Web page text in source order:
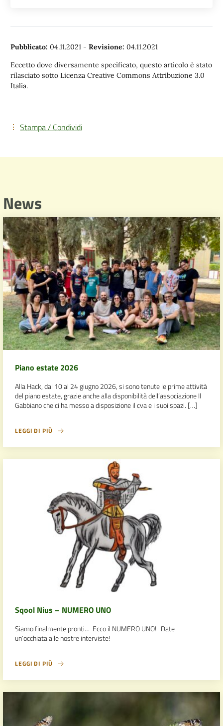
Pubblicato: 04.11.2021 - Revisione: 04.11.2021
Eccetto dove diversamente specificato, questo articolo è stato
rilasciato sotto Licenza Creative Commons Attribuzione 3.0
Italia.
Stampa / Condividi
News
Piano estate 2026
Alla Hack, dal 10 al 24 giugno 2026, si sono tenute le prime attività
del piano estate, grazie anche alla disponibilità dell’associazione Il
Gabbiano che ci ha messo a disposizione il cva e i suoi spazi. […]
LEGGI DI PIÙ
Sqool Nius – NUMERO UNO
Siamo finalmente pronti… Ecco il NUMERO UNO! Date
un’occhiata alle nostre interviste!
LEGGI DI PIÙ